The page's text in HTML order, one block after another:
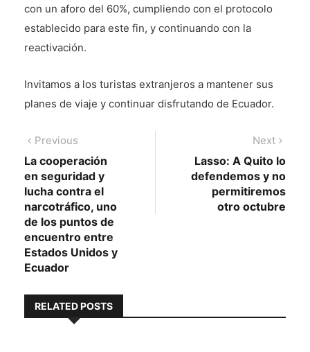
con un aforo del 60%, cumpliendo con el protocolo
establecido para este fin, y continuando con la
reactivación.
Invitamos a los turistas extranjeros a mantener sus
planes de viaje y continuar disfrutando de Ecuador.
Navegación
de
entradas
Previous
post:
La cooperación
en seguridad y
lucha contra el
narcotráfico, uno
de los puntos de
encuentro entre
Estados Unidos y
Ecuador
Next
post:
Lasso: A Quito lo
defendemos y no
permitiremos
otro octubre
RELATED POSTS